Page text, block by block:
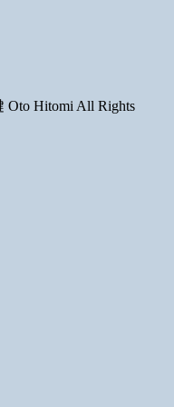
Oto Hitomi All Rights